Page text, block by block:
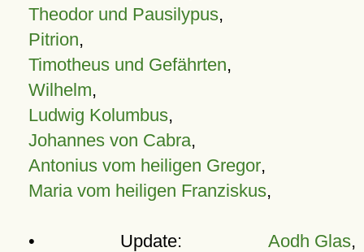
Theodor und Pausilypus,
Pitrion,
Timotheus und Gefährten,
Wilhelm,
Ludwig Kolumbus,
Johannes von Cabra,
Antonius vom heiligen Gregor,
Maria vom heiligen Franziskus,
• Update: Aodh Glas,